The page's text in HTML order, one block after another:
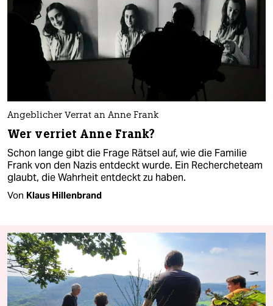
Angeblicher Verrat an Anne Frank
Wer verriet Anne Frank?
Schon lange gibt die Frage Rätsel auf, wie die Familie
Frank von den Nazis entdeckt wurde. Ein Rechercheteam
glaubt, die Wahrheit entdeckt zu haben.
Von Klaus Hillenbrand